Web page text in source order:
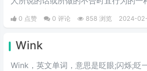
时宜的回应。现多被用作表情包。
0 点赞 0 评论 858 浏览 2024-
Wink
Wink，英文单词，意思是眨眼;闪烁;眨